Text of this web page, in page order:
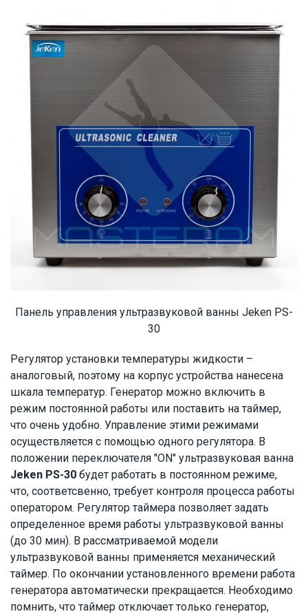
Панель управления ультразвуковой ванны Jeken PS-
30
Регулятор установки температуры жидкости –
аналоговый, поэтому на корпус устройства нанесена
шкала температур. Генератор можно включить в
режим постоянной работы или поставить на таймер,
что очень удобно. Управление этими режимами
осуществляется с помощью одного регулятора. В
положении переключателя "ON" ультразвуковая ванна
Jeken PS-30 будет работать в постоянном режиме,
что, соответсвенно, требует контроля процесса работы
оператором. Регулятор таймера позволяет задать
определенное время работы ультразвуковой ванны
(до 30 мин). В рассматриваемой модели
ультразвуковой ванны применяется механический
таймер. По окончании установленного времени работа
генератора автоматически прекращается. Необходимо
помнить, что таймер отключает только генератор,